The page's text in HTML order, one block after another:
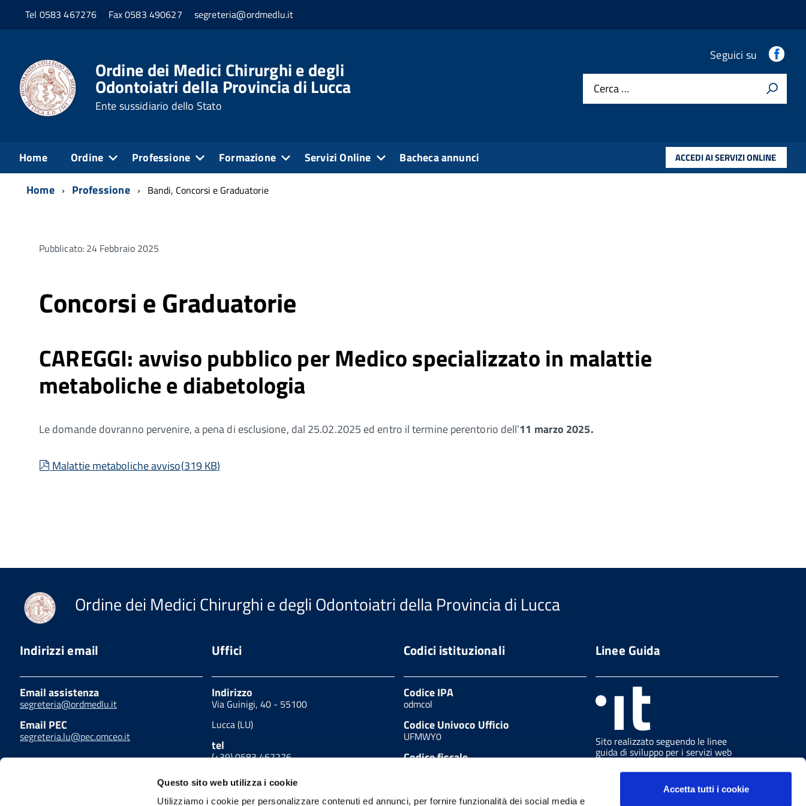
Questo sito web utilizza i cookie
Utilizziamo i cookie per personalizzare contenuti ed annunci, per fornire funzionalità dei social media e
Accetta tutti i cookie
Tel 0583 467276 Fax 0583 490627 segreteria@ordmedlu.it
Ordine dei Medici Chirurghi e degli
Odontoiatri della Provincia di Lucca
Ente sussidiario dello Stato
Seguici su
Cerca …
Home Ordine Professione Formazione Servizi Online Bacheca annunci ACCEDI AI SERVIZI ONLINE
Home Professione Bandi, Concorsi e Graduatorie
Pubblicato: 24 Febbraio 2025
Concorsi e Graduatorie
CAREGGI: avviso pubblico per Medico specializzato in malattie
metaboliche e diabetologia
Le domande dovranno pervenire, a pena di esclusione, dal 25.02.2025 ed entro il termine perentorio dell’11 marzo 2025.
pdf
Malattie metaboliche avviso(319 KB)
Ordine dei Medici Chirurghi e degli Odontoiatri della Provincia di Lucca
Indirizzi email
Email assistenza
segreteria@ordmedlu.it
Email PEC
segreteria.lu@pec.omceo.it
Uffici
Indirizzo
Via Guinigi, 40 - 55100
Lucca (LU)
tel
(+39) 0583 467276
fax
(+39) 0583 490627
Codici istituzionali
Codice IPA
odmcol
Codice Univoco Ufficio
UFMWY0
Codice fiscale
Linee Guida
Sito realizzato seguendo le linee
guida di sviluppo per i servizi web
delle PA pubblicate da AGID in
collaborazione con il TEAM PER LA
TRASFORMAZIONE DIGITALE.